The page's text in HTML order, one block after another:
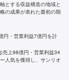
とする収益構造の地域と
の成果が表れた最初の期
円・営業利益7億円を計
売上98億円・営業利益34
人気を獲得し、サンリオ